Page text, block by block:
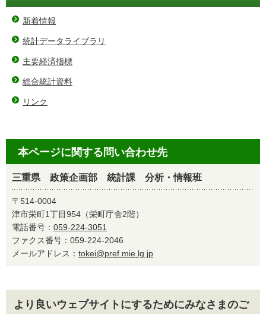
新着情報
統計データライブラリ
主要経済指標
総合統計資料
リンク
本ページに関する問い合わせ先
三重県 政策企画部 統計課 分析・情報班
〒514-0004
津市栄町1丁目954（栄町庁舎2階）
電話番号： 059-224-3051
ファクス番号：059-224-2046
メールアドレス： tokei@pref.mie.lg.jp
より良いウェブサイトにするためにみなさまのご